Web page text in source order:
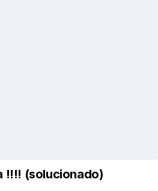
!!!! (solucionado)